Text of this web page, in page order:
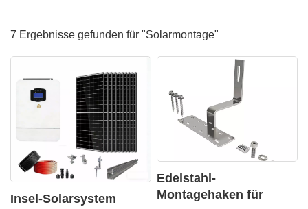
7 Ergebnisse gefunden für "Solarmontage"
Insel-Solarsystem
Edelstahl-
Montagehaken für